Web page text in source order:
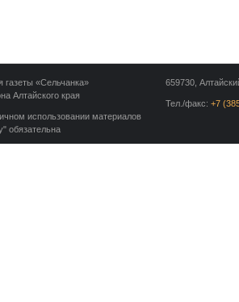
659730,
Тел./факс: +7
газеты «Сельчанка»
Алтайского края
использовании материалов
обязательна